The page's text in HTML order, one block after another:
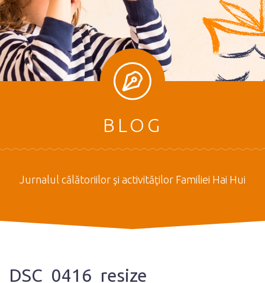
BLOG
Jurnalul călătoriilor şi activităţilor Familiei Hai Hui
DSC_0416_resize